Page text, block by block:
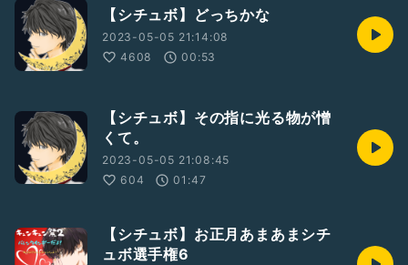
【シチュボ】どっちかな
2023-05-05 21:14:08
4608
00:53
【シチュボ】その指に光る物が憎
くて。
2023-05-05 21:08:45
604
01:47
【シチュボ】お正月あまあまシチ
ュボ選手権6